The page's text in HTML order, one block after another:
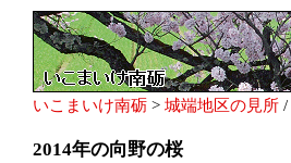
いこまいけ南砺 > 城端地区の見所 /
2014年の向野の桜